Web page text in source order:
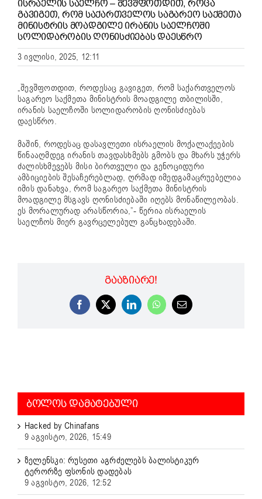
ᲘᲡᲠᲐᲔᲚᲘᲡ ᲡᲐᲔᲚᲩᲝ – ᲨᲔᲕᲨᲤᲝᲗᲓᲘᲗ, ᲠᲝᲪᲐ
ᲒᲐᲕᲘᲒᲔᲗ, ᲠᲝᲛ ᲡᲐᲥᲐᲠᲗᲕᲔᲚᲝᲡ ᲡᲐᲒᲐᲠᲔᲝ ᲡᲐᲥᲛᲔᲗᲐ
ᲛᲘᲜᲘᲡᲢᲠᲘᲡ ᲛᲝᲐᲓᲒᲘᲚᲔ ᲘᲠᲐᲜᲘᲡ ᲡᲐᲔᲚᲩᲝᲨᲘ
ᲡᲝᲚᲘᲓᲐᲠᲝᲑᲘᲡ ᲦᲝᲜᲘᲡᲫᲘᲔᲑᲐᲡ ᲓᲐᲔᲡᲬᲠᲝ
3 ივლისი, 2025, 12:11
„შევშფოთდით, როდესაც გავიგეთ, რომ საქართველოს
საგარეო საქმეთა მინისტრის მოადგილე თბილისში,
ირანის საელჩოში სოლიდარობის ღონისძიებას
დაესწრო.
მაშინ, როდესაც დასავლეთი ისრაელის მოქალაქეების
წინააღმდეგ ირანის თავდასხმებს გმობს და მხარს უჭერს
ძალისხმევებს მისი ბირთვული და გენოციდური
ამბიციების შესაჩერებლად, ღრმად იმედგამაცრუებელია
იმის დანახვა, რომ საგარეო საქმეთა მინისტრის
მოადგილე მსგავს ღონისძიებაში იღებს მონაწილეობას.
ეს მორალურად არასწორია,”- წერია ისრაელის
საელჩოს მიერ გავრცელებულ განცხადებაში.
ᲒᲐᲐᲖᲘᲐᲠᲔ!
Facebook
X LinkedInWhatsApp
Email
ᲑᲝᲚᲝᲡ ᲓᲐᲛᲐᲢᲔᲑᲣᲚᲘ
Hacked by Chinafans
9 აგვისტო, 2026, 15:49
ზელენსკი: რუსეთი აგრძელებს ბალისტიკურ
ტერორზე ფსონის დადებას
9 აგვისტო, 2026, 12:52